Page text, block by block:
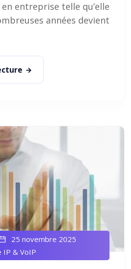
entreprise telle qu’elle
années devient
25 novembre 2025
IP & VoIP